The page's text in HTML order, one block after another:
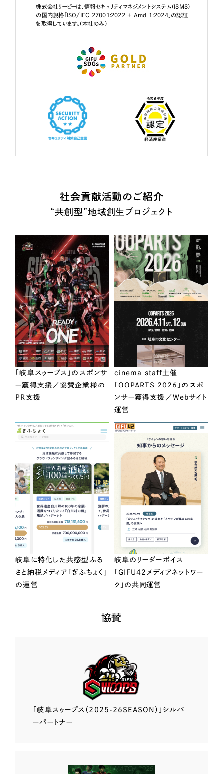
株式会社リーピーは、情報セキュリティマネジメントシステム（ISMS）
の国内規格「ISO/IEC 27001:2022 + Amd 1:2024」の認証
を取得しています。（本社のみ）
社会貢献活動のご紹介
“共創型”地域創生プロジェクト
「岐阜スゥープス」のスポンサ
ー獲得支援／協賛企業様の
PR支援
cinema staff主催
「OOPARTS 2026」のスポ
ンサー獲得支援／Webサイト
運営
岐阜に特化した共感型ふる
さと納税メディア「ぎふちょく」
の運営
岐阜のリーダーボイス
「GIFU42メディアネットワー
ク」の共同運営
協賛
「岐阜スゥープス （2025-26SEASON）」 シルバ
ーパートナー